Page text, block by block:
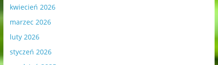
kwiecień 2026
marzec 2026
luty 2026
styczeń 2026